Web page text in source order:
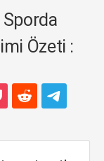
Sporda
Özeti :